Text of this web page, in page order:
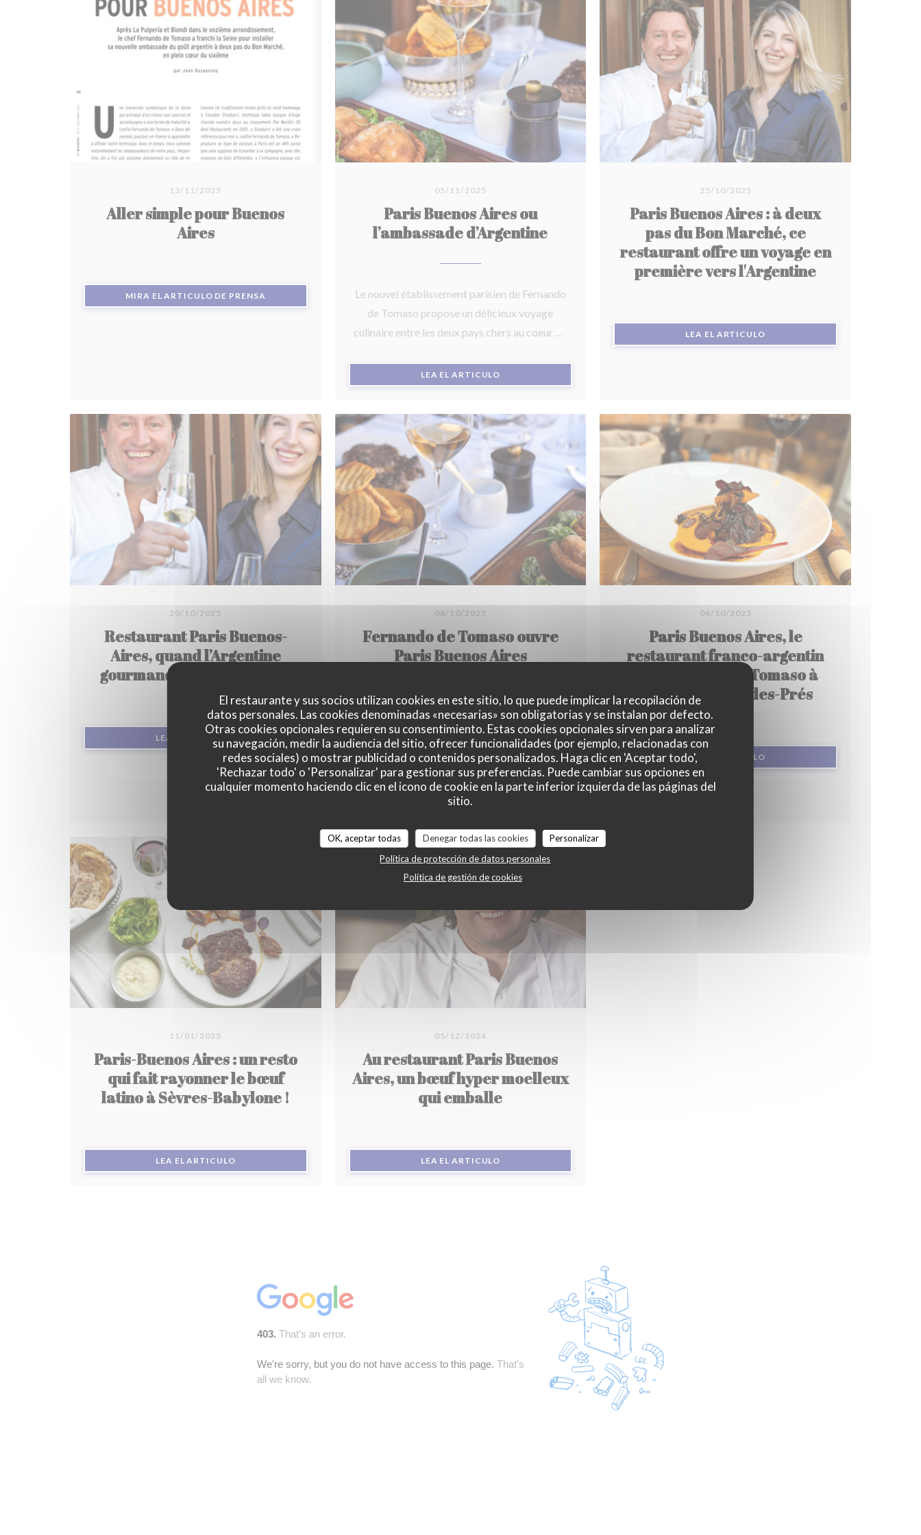
El restaurante y sus socios utilizan cookies en este sitio, lo que puede implicar la recopilación de
datos personales. Las cookies denominadas «necesarias» son obligatorias y se instalan por defecto.
Otras cookies opcionales requieren su consentimiento. Estas cookies opcionales sirven para analizar
su navegación, medir la audiencia del sitio, ofrecer funcionalidades (por ejemplo, relacionadas con
redes sociales) o mostrar publicidad o contenidos personalizados. Haga clic en 'Aceptar todo',
'Rechazar todo' o 'Personalizar' para gestionar sus preferencias. Puede cambiar sus opciones en
cualquier momento haciendo clic en el icono de cookie en la parte inferior izquierda de las páginas del
sitio.
OK, aceptar todas Denegar todas las cookies
Personalizar
Política de protección de datos personales
Política de gestión de cookies
seconde catégorie. Dès le seuil franchi, on
comprend que la soirée ne sera pas ordinaire.
Ici, l’Argentine ne se raconte pas, elle se
partage."
13/11/2025
Aller simple pour Buenos
Aires
MIRA EL ARTICULO DE PRENSA ((ABRE EN UNA NUEVA VENTANA))
05/11/2025
Paris Buenos Aires ou
l’ambassade d’Argentine
Le nouvel établissement parisien de Fernando
de Tomaso propose un délicieux voyage
culinaire entre les deux pays chers au coeur du
son parcours.
LEA EL ARTICULO
25/10/2025
Paris Buenos Aires : à deux
pas du Bon Marché, ce
restaurant offre un voyage en
première vers l'Argentine
LEA EL ARTICULO((ABRE EN UNA NUEVA VENTANA))
20/10/2025
Restaurant Paris Buenos-
Aires, quand l’Argentine
gourmande s’invite à Paris.
LEA EL ARTICULO ((ABRE EN UNA NUEVA VENTANA))
08/10/2025
Fernando de Tomaso ouvre
Paris Buenos Aires
Le chef argentin Fernando de Tomaso ouvre
une nouvelle adresse au cœur de Saint-
Germain-des-Pré, Paris Buenos Aires. Ce
restaurant entend créer un lien entre Paris et
Buenos Aires à travers une cuisine au feu de
française et générosité argentine.
LEA EL ARTICULO
06/10/2025
Paris Buenos Aires, le
restaurant franco-argentin
de Fernando de Tomaso à
Saint-Germain-des-Prés
LEA EL ARTICULO((ABRE EN UNA NUEVA VENTANA))
11/01/2025
Paris-Buenos Aires : un resto
qui fait rayonner le bœuf
latino à Sèvres-Babylone !
LEA EL ARTICULO((ABRE EN UNA NUEVA VENTANA))
05/12/2024
Au restaurant Paris Buenos
Aires, un bœuf hyper moelleux
qui emballe
LEA EL ARTICULO